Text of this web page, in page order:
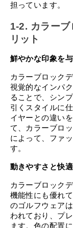
担っています。
1-2. カラーブ
リット
鮮やかな印象を
カラーブロック
視覚的なインパ
ることで、シン
引くスタイルに
イヤーとの違い
て、カラーブロ
によって、ファ
す。
動きやすさと快
カラーブロック
機能性にも優れ
のゴルフウェア
われており、プ
ます。色の配置